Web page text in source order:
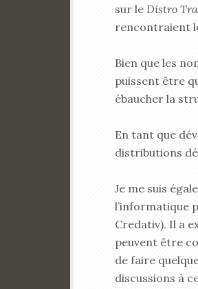
sur le Distro
rencontraient
Bien que les
puissent être
ébaucher la
En tant que
distributions
Je me suis
l’informatique
Credativ). Il a
peuvent être
de faire
discussions à